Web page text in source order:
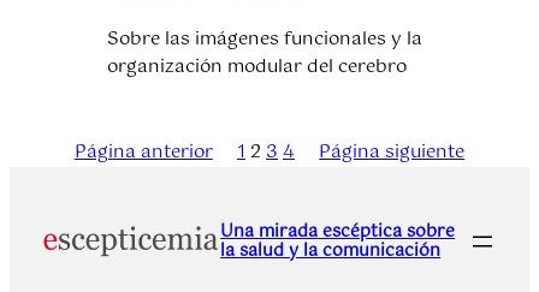
Sobre las imágenes funcionales y la
organización modular del cerebro
Página anterior 1 2 34 Página siguiente
Una mirada escéptica sobre
la salud y la comunicación